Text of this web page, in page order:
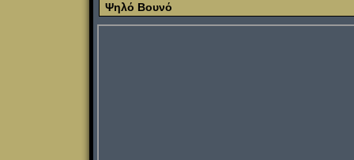
Ψηλό Βουνό